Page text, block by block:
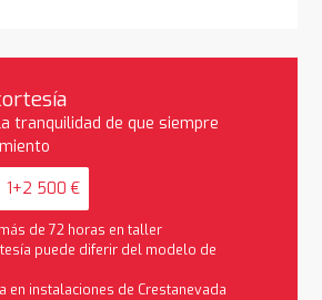
tranquilidad de que siempre
1+2 500 €
de 72 horas en taller
puede diferir del modelo de
en instalaciones de Crestanevada